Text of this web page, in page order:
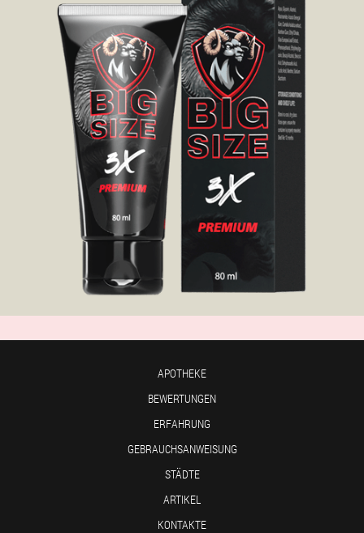
APOTHEKE
BEWERTUNGEN
ERFAHRUNG
GEBRAUCHSANWEISUNG
STÄDTE
ARTIKEL
KONTAKTE